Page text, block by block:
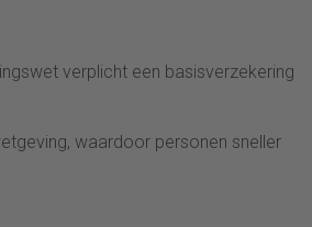
verplicht een basisverzekering
waardoor personen sneller